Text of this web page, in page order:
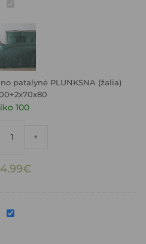
PLUNKSNA
(žalia)
patalynė PLUNKSNA (žalia)
100
+
€
Neperšlampamas